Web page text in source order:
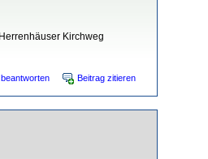
Kirchweg
Beitrag zitieren